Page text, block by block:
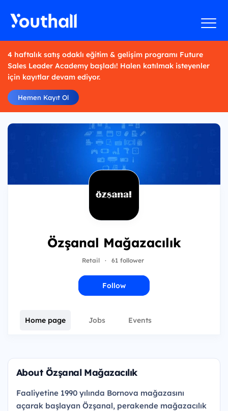
4 haftalık satış odaklı eğitim & gelişim programı Future
Sales Leader Academy başladı! Halen katılmak isteyenler
için kayıtlar devam ediyor.
Hemen Kayıt Ol
Özşanal Mağazacılık
Retail · 61 follower
Follow
Home page Jobs Events
About Özşanal Mağazacılık
Faaliyetine 1990 yılında Bornova mağazasını
açarak başlayan Özşanal, perakende mağazacılık